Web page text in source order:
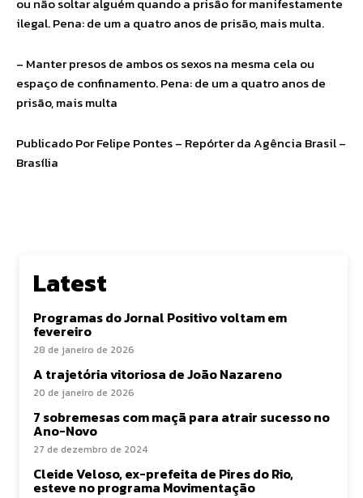
ilegal. Pena: de um a quatro anos de prisão, mais multa.
– Manter presos de ambos os sexos na mesma cela ou
espaço de confinamento. Pena: de um a quatro anos de
prisão, mais multa
Publicado Por Felipe Pontes – Repórter da Agência Brasil –
Brasília
Latest
Programas do Jornal Positivo voltam em
fevereiro
28 de janeiro de 2026
A trajetória vitoriosa de João Nazareno
20 de janeiro de 2026
7 sobremesas com maçã para atrair sucesso no
Ano-Novo
27 de dezembro de 2024
Cleide Veloso, ex-prefeita de Pires do Rio,
esteve no programa Movimentação